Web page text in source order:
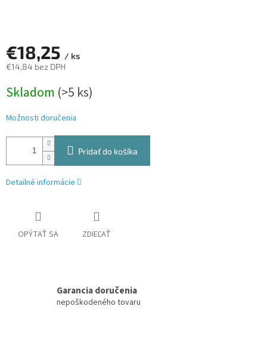
€18,25 / ks
€14,84 bez DPH
cena:
Skladom (>5 ks)
Možnosti doručenia
Pridať do košíka
Detailné informácie
OPÝTAŤ SA ZDIEĽAŤ
Garancia doručenia
nepoškodeného tovaru